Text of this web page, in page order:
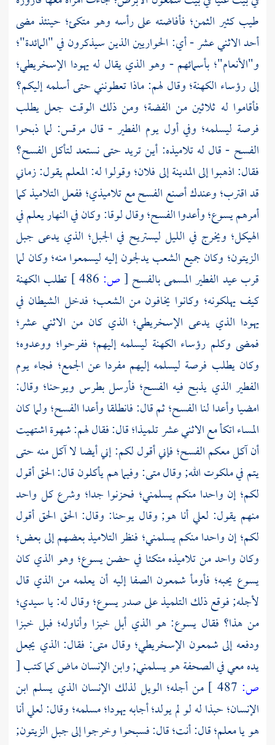
طيب كثير الثمن؛ فأفاضته على رأسه وهو متكئ؛ حينئذ مضى
أحد الاثني عشر - أي: الحواريين الذين سيذكرون في "المائدة"؛
و"الأنعام"؛ بأسمائهم - وهو الذي يقال لهيهودا الإسخريطي؛
إلى رؤساء الكهنة؛ وقال لهم: ماذا تعطونني حتى أسلمه إليكم؟
فأقاموا له ثلاثين من الفضة؛ ومن ذلك الوقت جعل يطلب
فرصة ليسلمه؛ وفي أول يوم الفطير - قالمرقس: لما ذبحوا
الفسح - قال له تلاميذه: أين تريد حتى نستعد لتأكل الفسح؟
فقال: اذهبوا إلى المدينة إلى فلان؛ وقولوا له: المعلم يقول: زماني
قد اقترب؛ وعندك أصنع الفسح مع تلاميذي؛ ففعل التلاميذ كما
أمرهم يسوع؛ وأعدوا الفسح؛ وقاللوقا:وكان في النهار يعلم في
الهيكل؛ ويخرج في الليل ليستريح في الجبل؛ الذي يدعى جبل
الزيتون؛ وكان جميع الشعب يدلجون إليه ليسمعوا منه؛ وكان لما
قرب عيد الفطير المسمى بالفسح [ص:
تطلب الكهنة
كيف يهلكونه؛ وكانوا يخافون من الشعب؛ فدخل الشيطان في
يهودا الذي يدعى الإسخريطي؛ الذي كان من الاثني عشر؛
فمضى وكلم رؤساء الكهنة ليسلمه إليهم؛ ففرحوا؛ ووعدوه؛
وكان يطلب فرصة ليسلمه إليهم مفردا عن الجمع؛ فجاء يوم
الفطير الذي يذبح فيه الفسح؛ فأرسلبطرس ويوحنا؛ وقال:
امضيا وأعدا لنا الفسح؛ ثم قال: فانطلقا وأعدا الفسح؛ ولما كان
المساء اتكأ مع الاثني عشر تلميذا؛ قال: فقال لهم: شهوة اشتهيت
أن آكل معكم الفسح؛ فإني أقول لكم: إني أيضا لا آكل منه حتى
يتم في ملكوت الله; وقالمتى:وفيما هم يأكلون قال: الحق أقول
لكم؛ إن واحدا منكم يسلمني؛ فحزنوا جدا؛ وشرع كل واحد
منهم يقول: لعلي أنا هو; وقاليوحنا: وقال: الحق الحق أقول
لكم؛ إن واحدا منكم يسلمني؛ فنظر التلاميذ بعضهم إلى بعض؛
وكان واحد من تلاميذه متكئا في حضن يسوع؛ وهو الذي كان
يسوع يحبه؛ فأومأ شمعون الصفاإليه أن يعلمه من الذي قال
لأجله; فوقع ذلك التلميذ على صدر يسوع؛ وقال له: يا سيدي؛
من هذا؟ فقال يسوع: هو الذي أبل خبزا وأناوله؛ فبل خبزا
ودفعه إلىشمعون الإسخريطي؛ وقالمتى: فقال: الذي يجعل
يده معي في الصحفة هو يسلمني; وابن الإنسان ماض كما كتب[
ص:
من أجله؛ الويل لذلك الإنسان الذي يسلم ابن
الإنسان؛ حبذا له لو لم يولد؛ أجابهيهودا؛مسلمه؛ وقال: لعلي أنا
هو يا معلم؛ قال: أنت؛ قال: فسبحوا وخرجوا إلىجبل الزيتون;